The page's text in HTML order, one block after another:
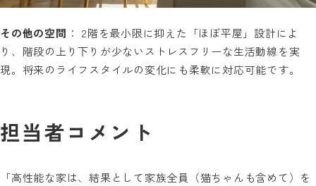
その他の空間 ： 2階を最小限に抑えた「ほぼ平屋」設計によ
り、階段の上り下りが少ないストレスフリーな生活動線を実
現。将来のライフスタイルの変化にも柔軟に対応可能です。
担当者コメント
「高性能な家は、結果として家族全員（猫ちゃんも含めて）を